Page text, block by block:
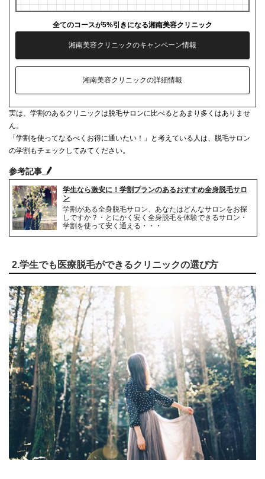
全てのコースが5%引きになる湘南美容クリニック
湘南美容クリニックのキャンペーン情報
湘南美容クリニックの詳細情報
実は、学割のあるクリニックは脱毛サロンに比べるとあまり多くはありませ
ん。
「学割を使ってなるべくお得に通いたい！」と考えている人は、脱毛サロン
の学割もチェックしてみてください。
参考記事
学生なら激安に！学割プランのあるおすすめ全身脱毛サロ
ン
学割がある全身脱毛サロン、あなたはどんなサロンをお探
しですか？・とにかく安く全身脱毛を体験できるサロン・
学割を使って安く通える・・・
2.学生でも医療脱毛ができるクリニックの選び方